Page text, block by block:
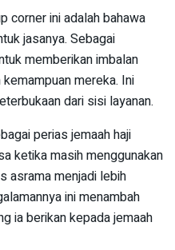
corner ini adalah bahawa
jasanya. Sebagai
memberikan imbalan
mereka. Ini
dari sisi layanan.
perias jemaah haji
ketika masih menggunakan
asrama menjadi lebih
ini menambah
ia berikan kepada jemaah